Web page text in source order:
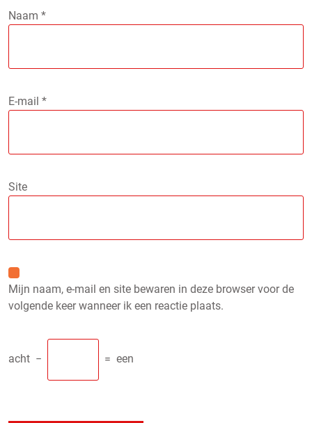
Naam *
E-mail *
Site
Mijn naam, e-mail en site bewaren in deze browser voor de
volgende keer wanneer ik een reactie plaats.
acht − = een